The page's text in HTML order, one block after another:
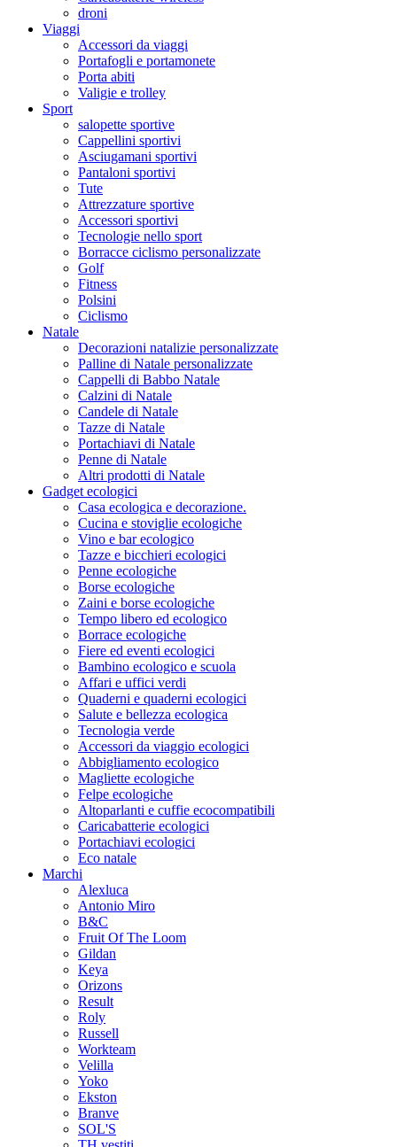
droni
Viaggi
Accessori da viaggi
Portafogli e portamonete
Porta abiti
Valigie e trolley
Sport
salopette sportive
Cappellini sportivi
Asciugamani sportivi
Pantaloni sportivi
Tute
Attrezzature sportive
Accessori sportivi
Tecnologie nello sport
Borracce ciclismo personalizzate
Golf
Fitness
Polsini
Ciclismo
Natale
Decorazioni natalizie personalizzate
Palline di Natale personalizzate
Cappelli di Babbo Natale
Calzini di Natale
Candele di Natale
Tazze di Natale
Portachiavi di Natale
Penne di Natale
Altri prodotti di Natale
Gadget ecologici
Casa ecologica e decorazione.
Cucina e stoviglie ecologiche
Vino e bar ecologico
Tazze e bicchieri ecologici
Penne ecologiche
Borse ecologiche
Zaini e borse ecologiche
Tempo libero ed ecologico
Borrace ecologiche
Fiere ed eventi ecologici
Bambino ecologico e scuola
Affari e uffici verdi
Quaderni e quaderni ecologici
Salute e bellezza ecologica
Tecnologia verde
Accessori da viaggio ecologici
Abbigliamento ecologico
Magliette ecologiche
Felpe ecologiche
Altoparlanti e cuffie ecocompatibili
Caricabatterie ecologici
Portachiavi ecologici
Eco natale
Marchi
Alexluca
Antonio Miro
B&C
Fruit Of The Loom
Gildan
Keya
Orizons
Result
Roly
Russell
Workteam
Velilla
Yoko
Ekston
Branve
SOL'S